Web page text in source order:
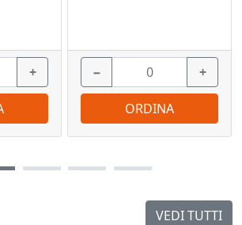
VEDI TUTTI
+ − +
ORDINA